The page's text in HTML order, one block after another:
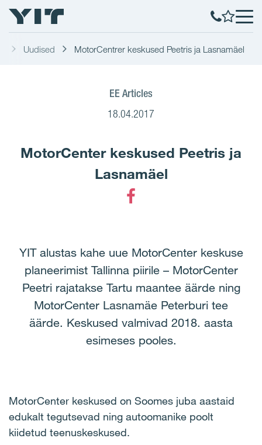
Uudised MotorCentrer keskused Peetris ja Lasnamäel
EE Articles
18.04.2017
MotorCenter keskused Peetris ja
Lasnamäel
YIT alustas kahe uue MotorCenter keskuse
planeerimist Tallinna piirile – MotorCenter
Peetri rajatakse Tartu maantee äärde ning
MotorCenter Lasnamäe Peterburi tee
äärde. Keskused valmivad 2018. aasta
esimeses pooles.
MotorCenter keskused on Soomes juba aastaid
edukalt tegutsevad ning autoomanike poolt
kiidetud teenuskeskused.